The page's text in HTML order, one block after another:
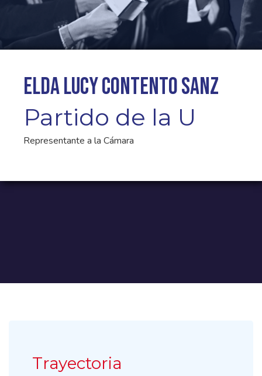
Elda Lucy Contento Sanz
Partido de la U
Representante a la Cámara
Trayectoria